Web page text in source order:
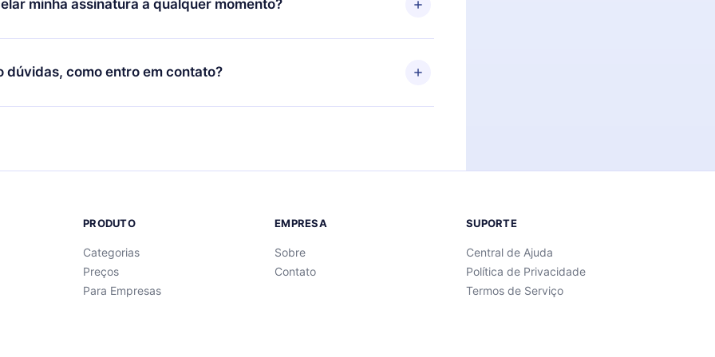
momento através do nosso aplicativo disponível para iOS, Android e
minha assinatura a qualquer momento?
por não renovar sua assinatura do 12min, você pode cancelar a
e o próximo ciclo de cobrança não ocorrerá.
dúvidas, como entro em contato?
para entrar em contato porsupport@12min.com.
PRODUTO
Categorias
Preços
Para Empresas
EMPRESA
Sobre
Contato
SUPORTE
Central de Ajuda
Política de Privacidade
Termos de Serviço